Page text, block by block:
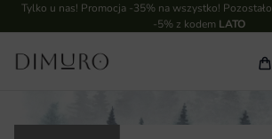
Tylko u nas! Promocja -35% na wszystko! Pozostało
-5% z kodem LATO